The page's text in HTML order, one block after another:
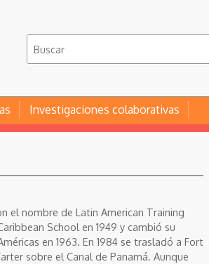
Investigaciones colaborativas
el nombre de Latin American Training
School en 1949 y cambió su
en 1963. En 1984 se trasladó a Fort
sobre el Canal de Panamá. Aunque